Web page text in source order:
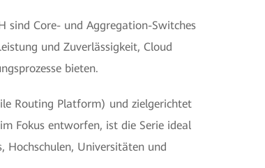
sind Core- und Aggregation-Switches
und Zuverlässigkeit, Cloud
bieten.
Routing Platform) und zielgerichtet
Fokus entworfen, ist die Serie ideal
Hochschulen, Universitäten und